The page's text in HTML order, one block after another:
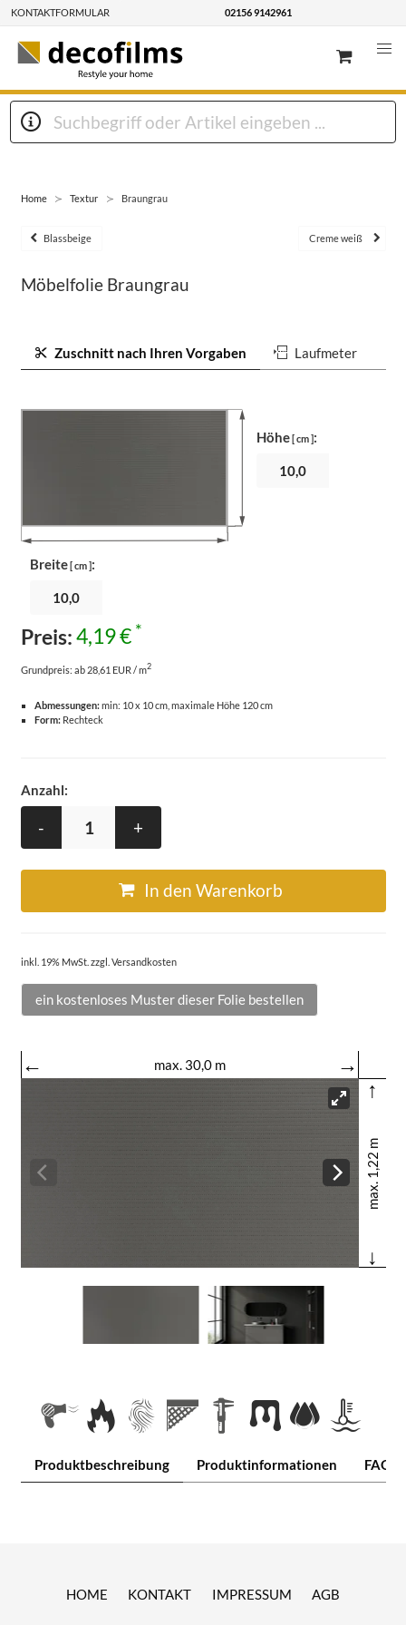
KONTAKTFORMULAR 02156 9142961
Home Textur Braungrau
Blassbeige Creme weiß
Möbelfolie Braungrau
Zuschnitt nach Ihren Vorgaben Laufmeter
Breite[ cm ]:
Höhe[ cm ]:
Preis:4,19 € *
Grundpreis: ab 28,61 EUR / m2
Abmessungen:min: 10 x 10 cm, maximale Höhe 120 cm
Form:Rechteck
Anzahl:
- +
In den Warenkorb
inkl. 19% MwSt. zzgl. Versandkosten
ein kostenloses Muster dieser Folie bestellen
← max. 30,0 m
→
↑
max. 1,22 m
↓
Produktbeschreibung Produktinformationen FAQ
HOME KONTAKT IMPRESSUM AGB